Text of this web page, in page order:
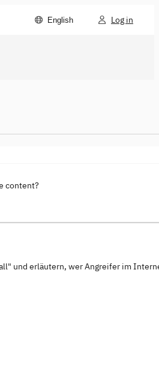
English Log in
content?
und erläutern, wer Angreifer im